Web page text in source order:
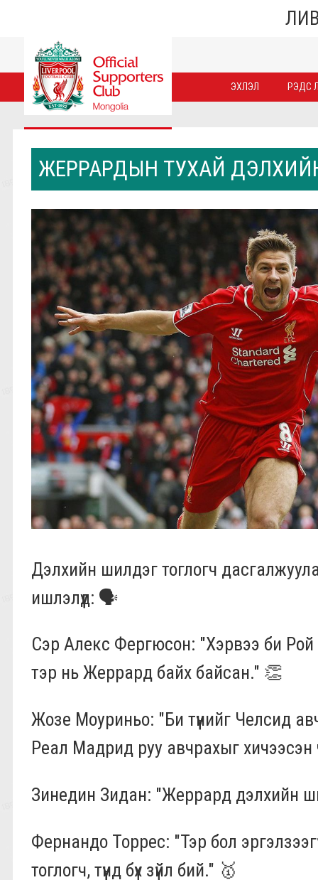
ЭХЛЭЛ РЭДС
ЖЕРРАРДЫН ТУХАЙ
Дэлхийн шилдэг тоглогч
ишлэлүүд: 🗣
Сэр Алекс Фергюсон: "Хэрвээ би Рой
тэр нь Жеррард байх байсан." 👏
Жозе Моуриньо: "Би түүнийг Челсид
Реал Мадрид руу авчрахыг хичээсэн
Зинедин Зидан: "Жеррард дэлхийн
Фернандо Торрес: "Тэр бол
тоглогч, түүнд бүх зүйл бий." 🥇